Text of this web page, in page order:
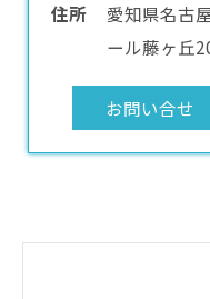
住所
愛知県名古
ール藤ヶ丘
お問い合せ